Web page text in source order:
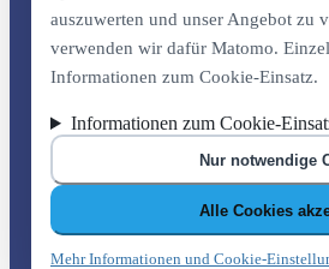
auszuwerten und unser Angebot zu
verwenden wir dafür Matomo.
Informationen zum Cookie-Einsatz.
Informationen zum Cookie-
Nur notwendige
Alle Cookies
Mehr Informationen und Cookie-